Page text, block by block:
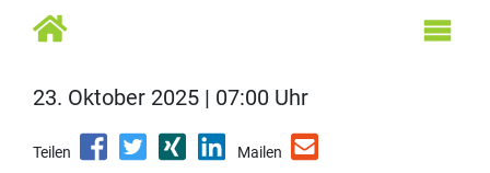
23. Oktober 2025 | 07:00 Uhr
Teilen Mailen